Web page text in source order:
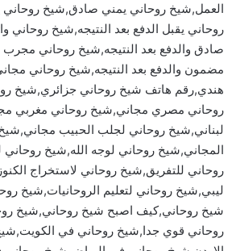
العمل,شيخ روحاني يمني صادق,شيخ روحاني
روحاني يقبل الدفع بعد النتيجه,شيخ
صادق والدفع بعد النتيجه,شيخ روحاني
مضمون والدفع بعد النتيجه,شيخ روحاني
هندي,رقم هاتف شيخ روحاني جزائري,شيخ
روحاني مصري مجاني,شيخ روحاني مغربي
لبناني,شيخ روحاني لجلب الحبيب
المجاني,شيخ روحاني لوجه الله,شيخ
روحاني للتفريق,شيخ روحاني لاستخراج
ليبي,شيخ روحاني لتعليم الروحانيات,شيخ
شيخ روحاني,كيف اصبح شيخ روحاني,شيخ
روحاني قوي جدا,شيخ روحاني في